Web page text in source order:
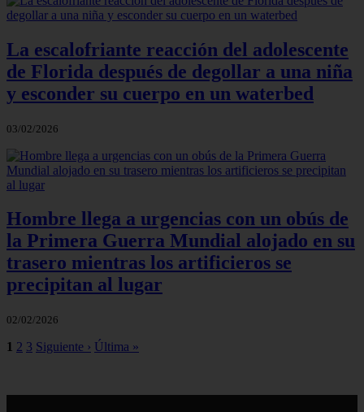
La escalofriante reacción del adolescente
de Florida después de degollar a una niña
y esconder su cuerpo en un waterbed
03/02/2026
Hombre llega a urgencias con un obús de
la Primera Guerra Mundial alojado en su
trasero mientras los artificieros se
precipitan al lugar
02/02/2026
1 2 3 Siguiente › Última »